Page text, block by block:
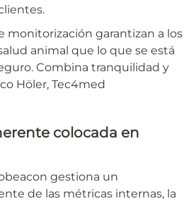
monitorización garantizan a los
animal que lo que se está
Combina tranquilidad y
Höler, Tec4med
colocada en
gestiona un
de las métricas internas, la